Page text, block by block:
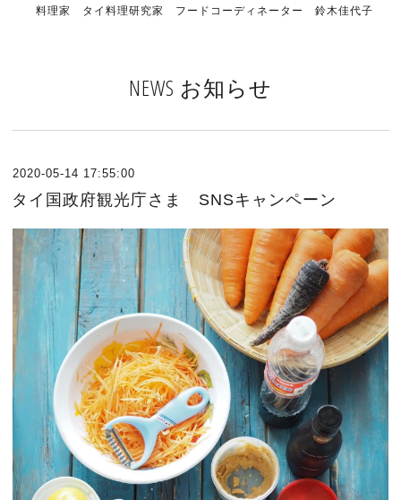
料理家 タイ料理研究家 フードコーディネーター 鈴木佳代子
NEWS お知らせ
2020-05-14 17:55:00
タイ国政府観光庁さま SNSキャンペーン